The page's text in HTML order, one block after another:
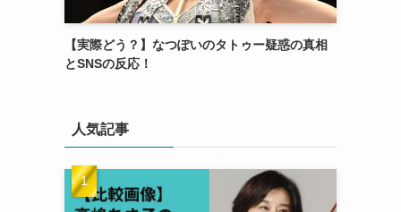
【実際どう？】なつぽいのタトゥー疑惑の真相
とSNSの反応！
人気記事